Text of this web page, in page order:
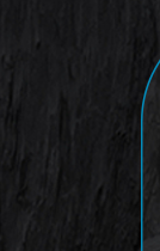
TURBO
₺
488,93